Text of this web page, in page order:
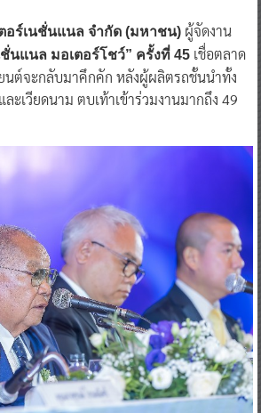
อร์เนชั่นแนล จำกัด (มหาชน)ผู้จัดงาน
นแนล มอเตอร์โชว์” ครั้งที่ 45เชื่อตลาด
นต์จะกลับมาคึกคัก หลังผู้ผลิตรถชั้นนำทั้ง
ะเวียดนาม ตบเท้าเข้าร่วมงานมากถึง 49